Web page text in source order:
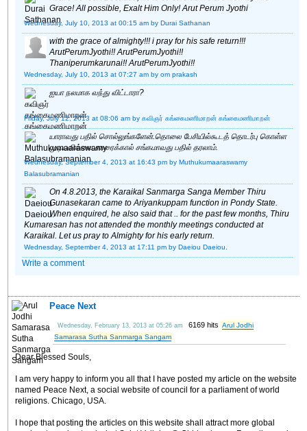
Grace! All possible, Exalt Him Only! Arut Perum Jyothi
Wednesday, July 10, 2013 at 00:15 am by Durai Sathanan
with the grace of almighty!!! i pray for his safe return!!!
ArutPerumJyothi!! ArutPerumJyothi!!
Thaniperumkarunai!! ArutPerumJyothi!!
Wednesday, July 10, 2013 at 07:27 am by om prakash
ஐயா நலமாக வந்து விட்டாரா?
Friday, July 12, 2013 at 08:06 am by கவிஞர் கங்கைமணிமாறன் கங்கைமணிமாறன்
யாராவது பதில் சொல்லுங்களேன்.தொலை பேசியில்கூடத் தொடர்பு கொள்ள
முடியவில்லை.காரைக்கால் சங்கமாவது பதில் தரலாம்.
Wednesday, September 4, 2013 at 16:43 pm by Muthukumaaraswamy
Balasubramanian
On 4.8.2013, the Karaikal Sanmarga Sanga Member Thiru
Gunasekaran came to Ariyankuppam function in Pondy State.
When enquired, he also said that .. for the past few months, Thiru
Kumaresan has not attended the monthly meetings conducted at
Karaikal. Let us pray to Almighty for his early return.
Wednesday, September 4, 2013 at 17:11 pm by Daeiou Daeiou.
Write a comment
Peace Next
Wednesday, February 13, 2013 at 05:26 am 6169 hits Arul Jodhi
Samarasa Sutha Sanmarga Sangam
Dear Blessed Souls,
I am very happy to inform you all that I have posted my article on the website
named Peace Next, a social website of council for a parliament of world
religions. Chicago, USA.
I hope that posting the articles on this website shall attract more global